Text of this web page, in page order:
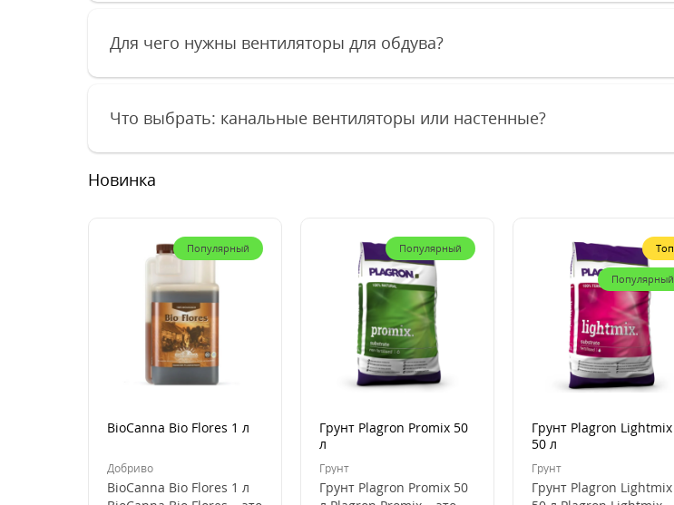
Для чего нужны вентиляторы для обдува?
Что выбрать: канальные вентиляторы или настенные?
Новинка
Популярный
BioCanna Bio Flores 1 л
Добриво
BioCanna Bio Flores 1 л
Популярный
Грунт Plagron Promix 50
л
Грунт
Грунт Plagron Promix 50
Топ
Популярный
Грунт Plagron Lightmix
50 л
Грунт
Грунт Plagron Lightmix